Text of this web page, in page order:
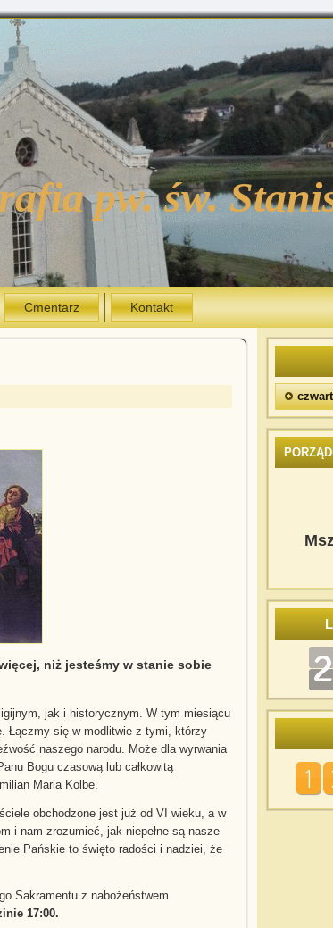
pw. św.
Cmentarz Kontakt
niż jesteśmy w stanie sobie
jak i historycznym. W tym miesiącu
Łączmy się w modlitwie z tymi, którzy
naszego narodu. Może dla wyrwania
Bogu czasową lub całkowitą
Maria Kolbe.
obchodzone jest już od VI wieku, a w
i nam zrozumieć, jak niepełne są nasze
Pańskie to święto radości i nadziei, że
Sakramentu z nabożeństwem
17:00.